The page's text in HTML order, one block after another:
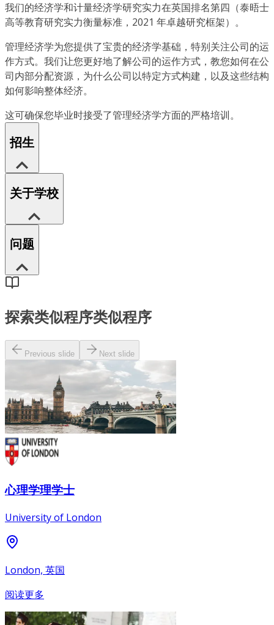
我们的经济学和计量经济学研究实力在英国排名第四（泰晤士
高等教育研究实力衡量标准，2021 年卓越研究框架）。
管理经济学为您提供了宝贵的经济学基础，特别关注公司的运
作方式。我们让您更好地了解公司的运作方式，教您如何在公
司内部分配资源，为什么公司以特定方式构建，以及这些结构
如何影响整体经济。
这可确保您毕业时接受了管理经济学方面的严格培训。
招生
关于学校
问题
探索类似程序类似程序
Previous slide Next slide
心理学理学士
University of London
London, 英国
阅读更多